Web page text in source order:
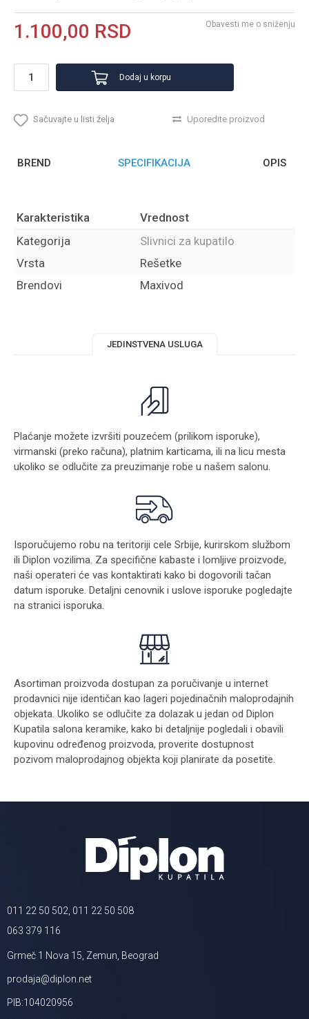
1.100,00 RSD Obavesti me o sniženju
Dodaj u korpu
Sačuvajte u listi želja Uporedite proizvod
BREND SPECIFIKACIJA OPIS
Karakteristika
Vrednost
Kategorija
Slivnici za kupatilo
Vrsta
Rešetke
Brendovi
Maxivod
JEDINSTVENA USLUGA
Plaćanje možete izvršiti pouzećem (prilikom isporuke),
virmanski (preko računa), platnim karticama, ili na licu mesta
ukoliko se odlučite za preuzimanje robe u našem salonu.
Isporučujemo robu na teritoriji cele Srbije, kurirskom službom
ili Diplon vozilima. Za specifične kabaste i lomljive proizvode,
naši operateri će vas kontaktirati kako bi dogovorili tačan
datum isporuke. Detaljni cenovnik i uslove isporuke pogledajte
na stranici isporuka.
Asortiman proizvoda dostupan za poručivanje u internet
prodavnici nije identičan kao lageri pojedinačnih maloprodajnih
objekata. Ukoliko se odlučite za dolazak u jedan od Diplon
Kupatila salona keramike, kako bi detaljnije pogledali i obavili
kupovinu određenog proizvoda, proverite dostupnost
pozivom maloprodajnog objekta koji planirate da posetite.
011 22 50 502, 011 22 50 508
063 379 116
Grmeč 1 Nova 15, Zemun, Beograd
prodaja@diplon.net
PIB:104020956